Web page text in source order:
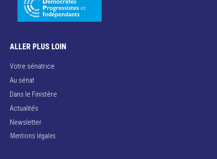
ALLER PLUS LOIN
Votre sénatrice
Au sénat
Dans le Finistère
Actualités
Newsletter
Mentions légales